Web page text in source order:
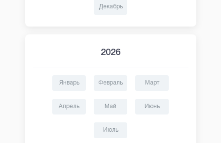
Декабрь
2026
Январь Февраль Март
Апрель Май Июнь
Июль